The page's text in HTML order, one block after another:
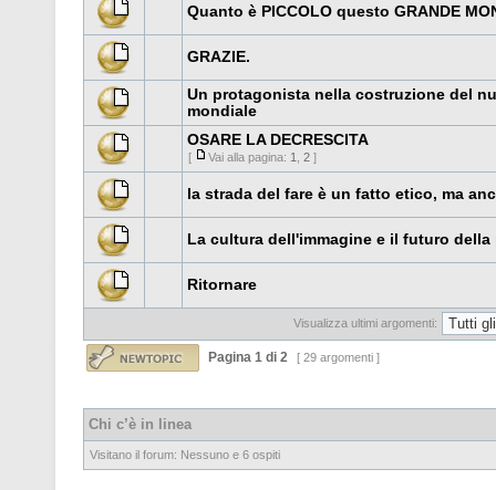
Quanto è PICCOLO questo GRANDE
GRAZIE.
Un protagonista nella costruzione del
mondiale
OSARE LA DECRESCITA
[ Vai alla pagina: 1 2 ]
la strada del fare è un fatto etico, ma
La cultura dell'immagine e il futuro
Ritornare
Visualizza ultimi argomenti:
Pagina 1 di 2 [ 29 argomenti ]
Chi c’è in linea
Visitano il forum: Nessuno e 6 ospiti